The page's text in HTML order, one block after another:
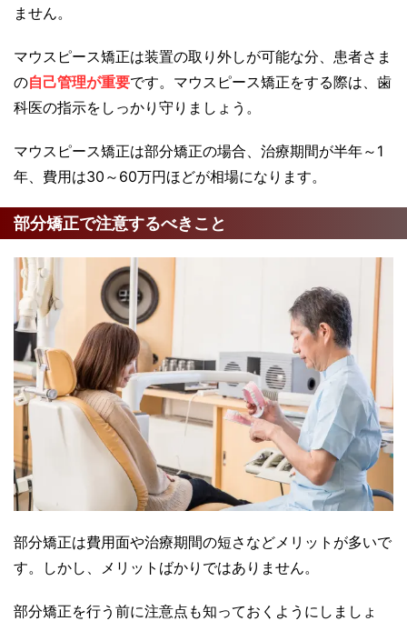
ません。
マウスピース矯正は装置の取り外しが可能な分、患者さま
の自己管理が重要です。マウスピース矯正をする際は、歯
科医の指示をしっかり守りましょう。
マウスピース矯正は部分矯正の場合、治療期間が半年～1
年、費用は30～60万円ほどが相場になります。
部分矯正で注意するべきこと
部分矯正は費用面や治療期間の短さなどメリットが多いで
す。しかし、メリットばかりではありません。
部分矯正を行う前に注意点も知っておくようにしましょ